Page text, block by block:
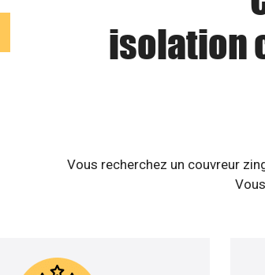
isolation
Vous recherchez un couvreur